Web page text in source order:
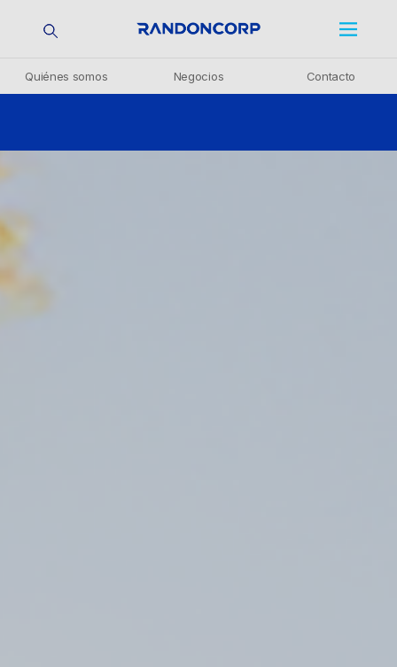
Quiénes somos Negocios Contacto